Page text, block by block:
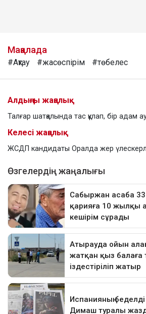
Мақалада
#Ақтау #жасөспірім #төбелес
Алдыңғы жаңалық
Талғар шатқалында тас құлап, бір адам
Келесі жаңалық
ЖСДП кандидаты Оралда жер